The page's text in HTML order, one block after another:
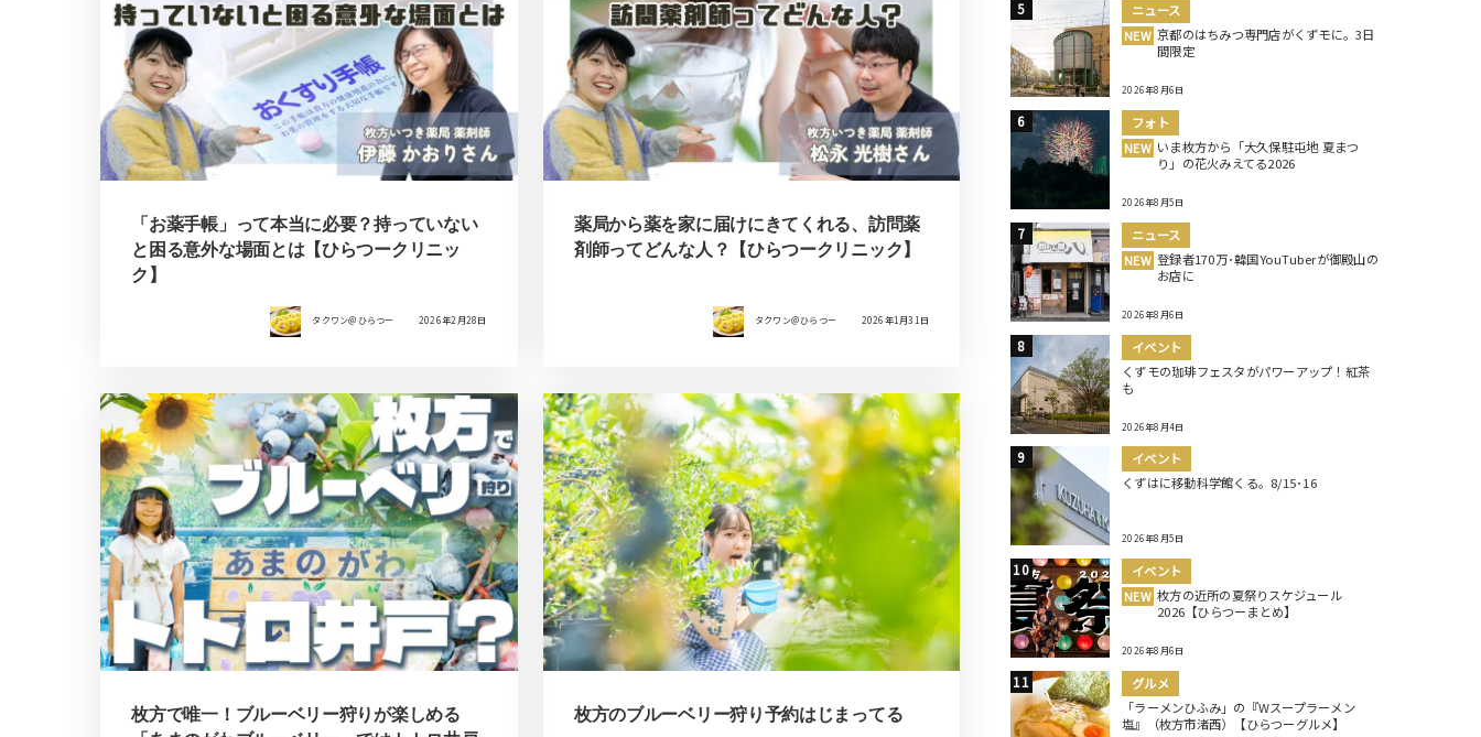
「お薬手帳」って本当に必要？持っていない
と困る意外な場面とは【ひらつークリニッ
ク】
タクワン＠ひらつー 2026年2月28日
薬局から薬を家に届けにきてくれる、訪問薬
剤師ってどんな人？【ひらつークリニック】
タクワン＠ひらつー 2026年1月31日
枚方で唯一！ブルーベリー狩りが楽しめる
枚方のブルーベリー狩り予約はじまってる
ニュース
NEW 京都のはちみつ専門店がくずモに。3日
間限定
2026年8月6日
フォト
NEW いま枚方から「大久保駐屯地 夏まつ
り」の花火みえてる2026
2026年8月5日
ニュース
NEW 登録者170万･韓国YouTuberが御殿山の
お店に
2026年8月6日
イベント
くずモの珈琲フェスタがパワーアップ！紅茶
も
2026年8月4日
イベント
くずはに移動科学館くる。8/15･16
2026年8月5日
イベント
NEW 枚方の近所の夏祭りスケジュール
2026【ひらつーまとめ】
2026年8月6日
グルメ
「ラーメンひふみ」の『Wスープラーメン
塩』（枚方市渚西）【ひらつーグルメ】